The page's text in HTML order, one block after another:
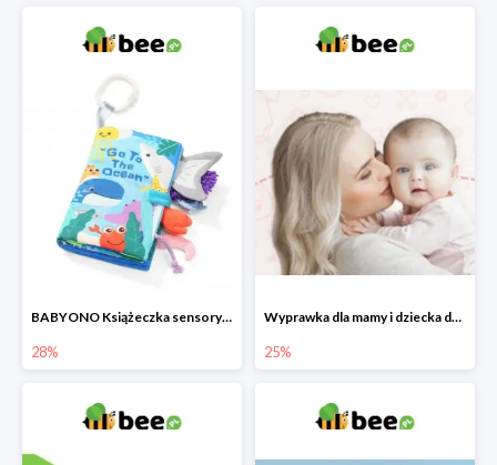
BABYONO Książeczka sensoryczna Go To The Ocean -28%
28%
Wyprawka dla mamy i dziecka do -25%
25%